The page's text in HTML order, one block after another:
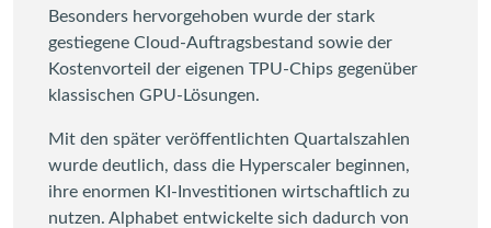
Besonders hervorgehoben wurde der stark
gestiegene Cloud-Auftragsbestand sowie der
Kostenvorteil der eigenen TPU-Chips gegenüber
klassischen GPU-Lösungen.
Mit den später veröffentlichten Quartalszahlen
wurde deutlich, dass die Hyperscaler beginnen,
ihre enormen KI-Investitionen wirtschaftlich zu
nutzen. Alphabet entwickelte sich dadurch von